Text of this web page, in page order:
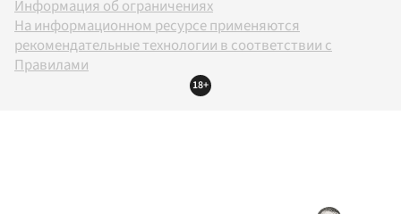
Информация об ограничениях
На информационном ресурсе применяются
рекомендательные технологии в соответствии с
Правилами
18+